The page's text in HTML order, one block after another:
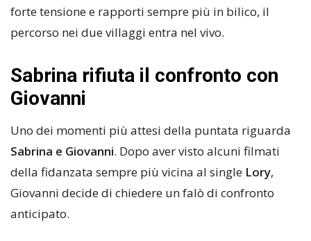
forte tensione e rapporti sempre più in bilico, il
percorso nei due villaggi entra nel vivo.
Sabrina rifiuta il confronto con
Giovanni
Uno dei momenti più attesi della puntata riguarda
Sabrina e Giovanni. Dopo aver visto alcuni filmati
della fidanzata sempre più vicina al single Lory,
Giovanni decide di chiedere un falò di confronto
anticipato.